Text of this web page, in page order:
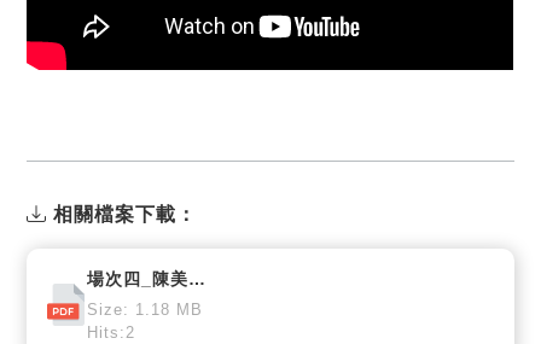
相關檔案下載：
場次四_陳美蓮教授
Size: 1.18 MB
Hits:2